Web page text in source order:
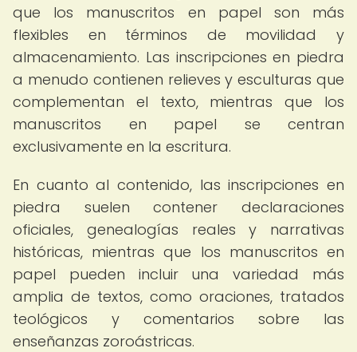
que los manuscritos en papel son más
flexibles en términos de movilidad y
almacenamiento. Las inscripciones en piedra
a menudo contienen relieves y esculturas que
complementan el texto, mientras que los
manuscritos en papel se centran
exclusivamente en la escritura.
En cuanto al contenido, las inscripciones en
piedra suelen contener declaraciones
oficiales, genealogías reales y narrativas
históricas, mientras que los manuscritos en
papel pueden incluir una variedad más
amplia de textos, como oraciones, tratados
teológicos y comentarios sobre las
enseñanzas zoroástricas.